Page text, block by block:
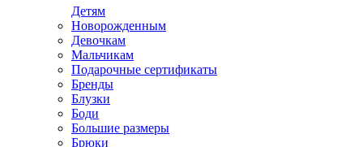
Детям
Новорожденным
Девочкам
Мальчикам
Подарочные сертификаты
Бренды
Блузки
Боди
Большие размеры
Брюки